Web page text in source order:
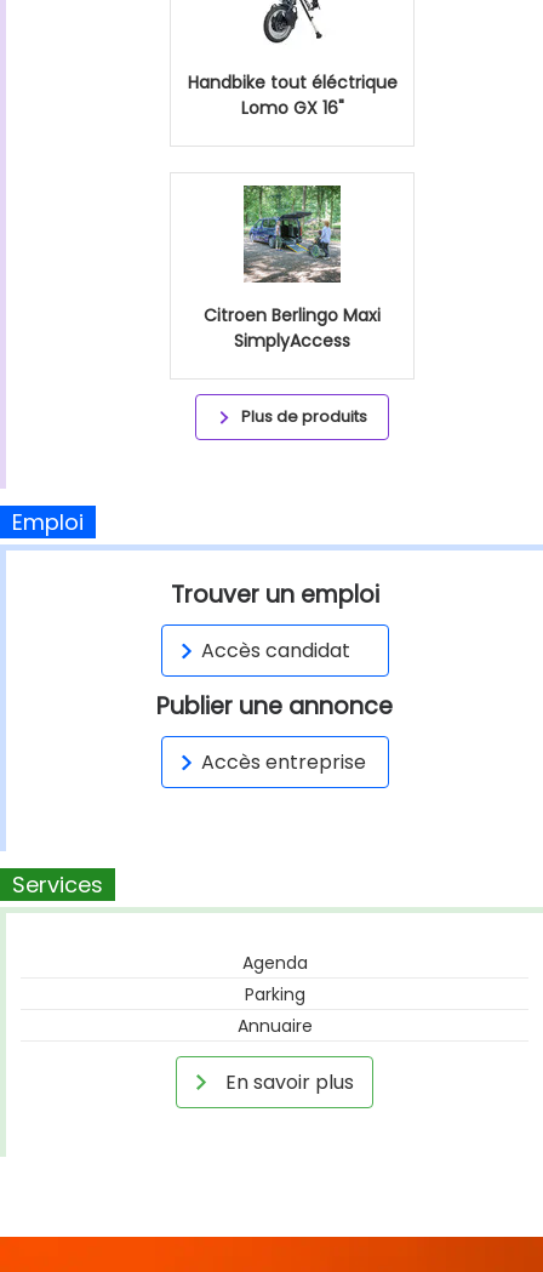
Handbike tout éléctrique
Lomo GX 16"
Citroen Berlingo Maxi
SimplyAccess
Plus de produits
Emploi
Trouver un emploi
Accès candidat
Publier une annonce
Accès entreprise
Services
Agenda
Parking
Annuaire
En savoir plus